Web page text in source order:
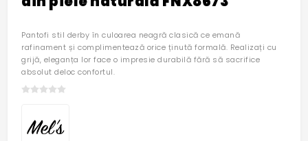
Pantofi stil derby în culoarea neagră clasică ce emană
rafinament și complimentează orice ținută formală. Realizați cu
grijă, eleganța lor face o impresie durabilă fără să sacrifice
absolut deloc confortul.